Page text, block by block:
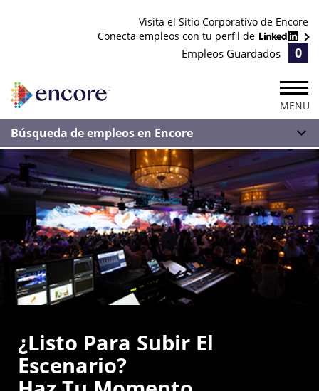
Visita el Sitio Corporativo de Encore
Conecta empleos con tu perfil de
Empleos Guardados 0
MENU
Búsqueda de empleos en Encore
¿Listo Para Subir El
Escenario?